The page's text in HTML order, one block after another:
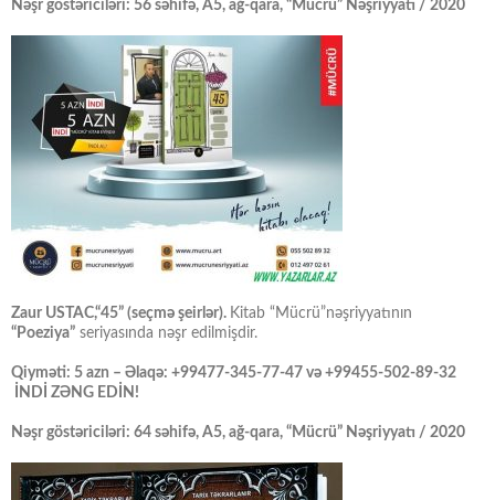
Nəşr göstəriciləri: 56 səhifə, A5, ağ-qara, “Mücrü” Nəşriyyatı / 2020
Zaur USTAC,“45” (seçmə şeirlər). Kitab “Mücrü”nəşriyyatının
“Poeziya” seriyasında nəşr edilmişdir.
Qiyməti: 5 azn – Əlaqə: +99477-345-77-47 və +99455-502-89-32
İNDİ ZƏNG EDİN!
Nəşr göstəriciləri: 64 səhifə, A5, ağ-qara, “Mücrü” Nəşriyyatı / 2020